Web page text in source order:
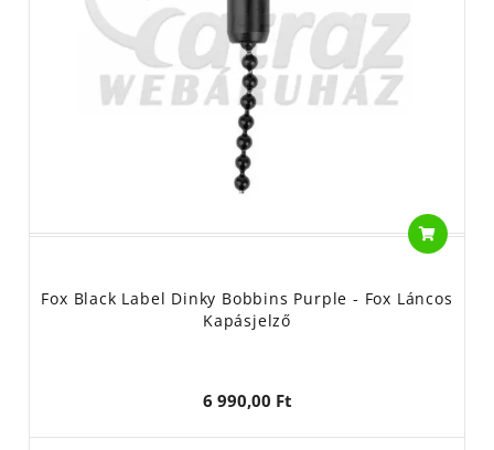
Fox Black Label Dinky Bobbins Purple - Fox Láncos
Kapásjelző
6 990,00 Ft